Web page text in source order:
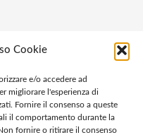
Cookie
e/o accedere ad
migliorare l'esperienza di
Fornire il consenso a queste
il comportamento durante la
fornire o ritirare il consenso